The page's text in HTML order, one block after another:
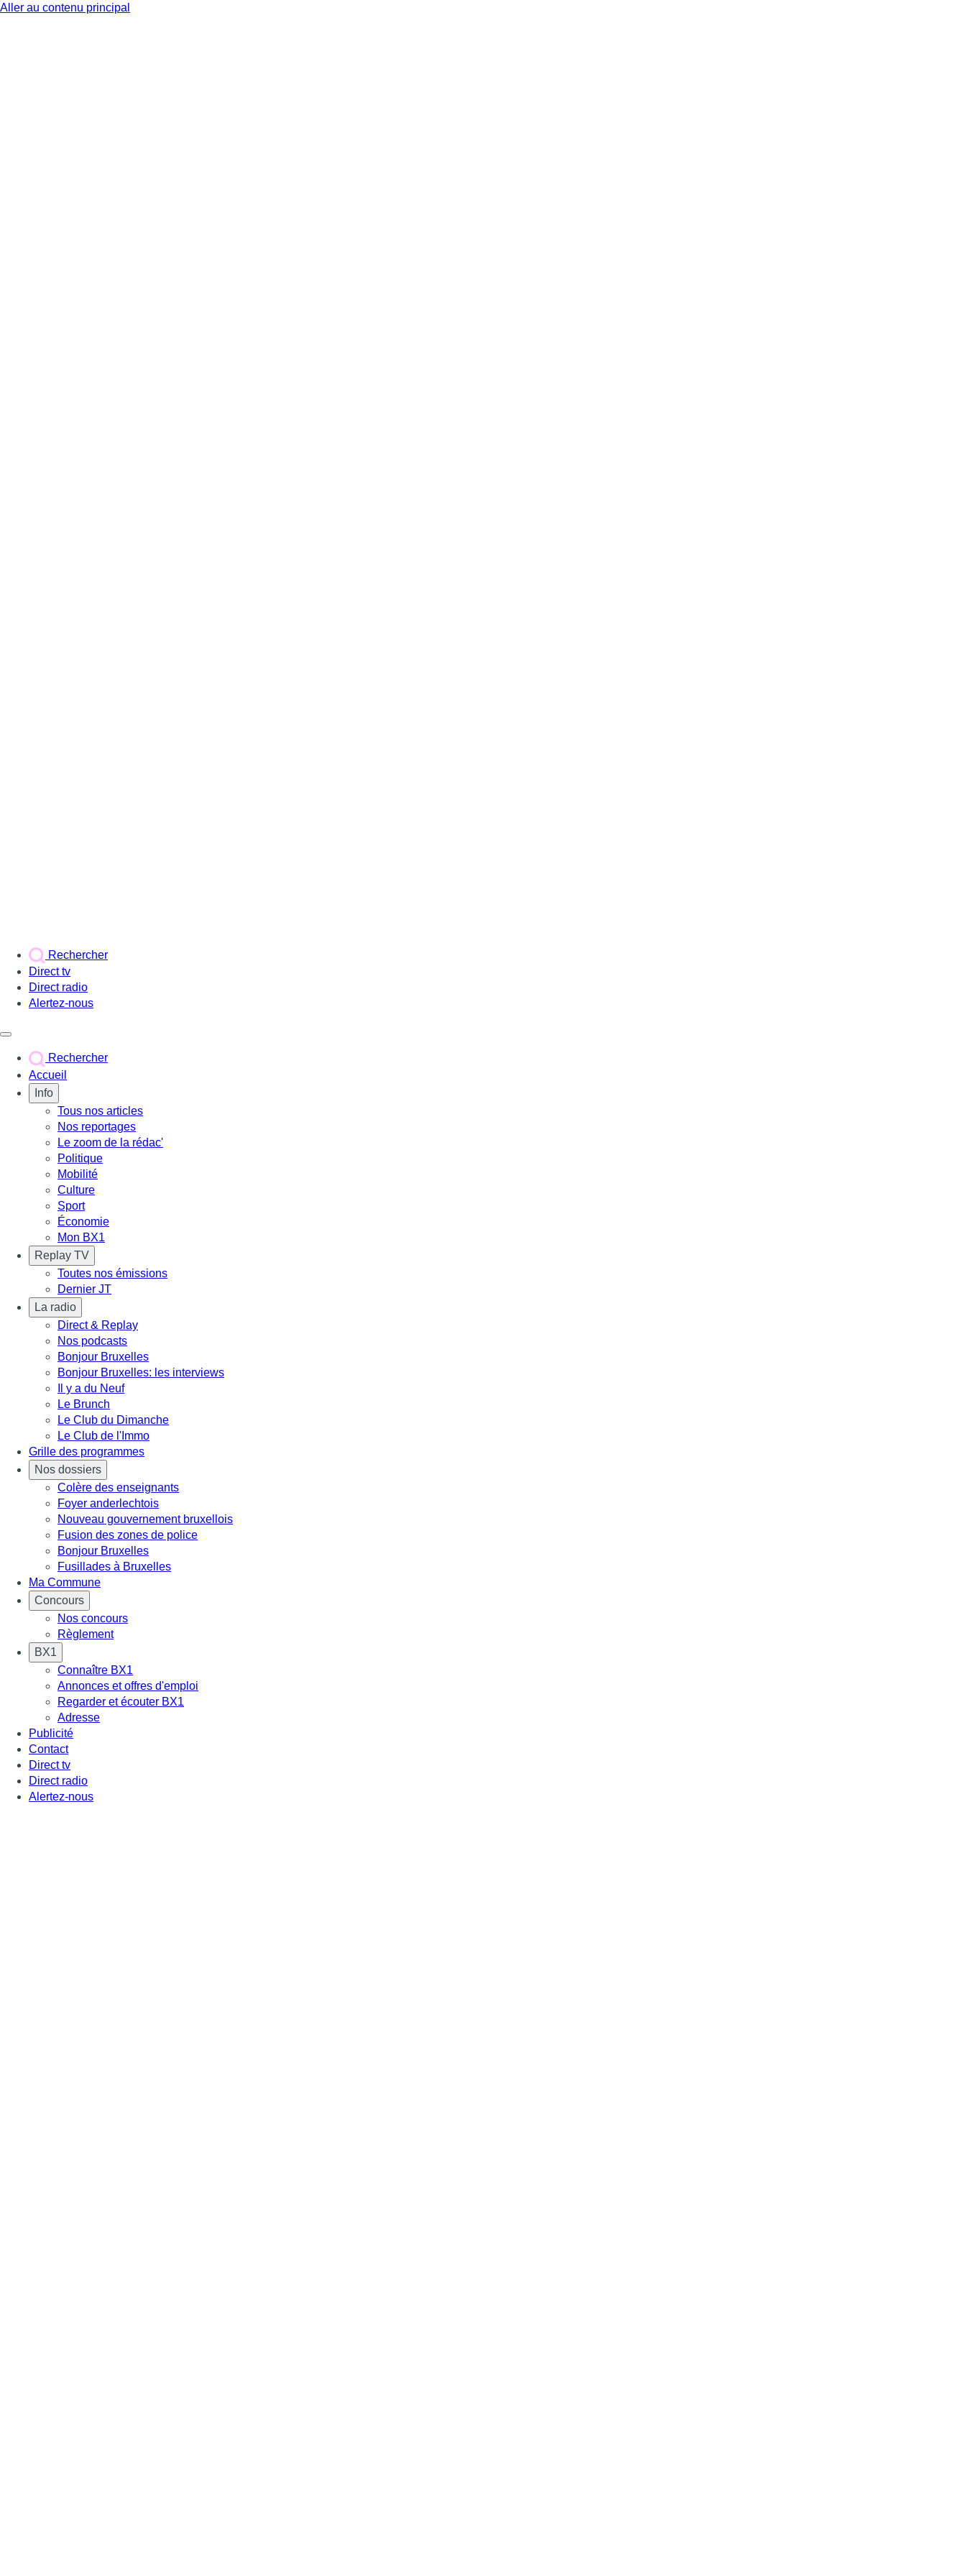
Aller au contenu principal
Rechercher
Direct tv
Direct radio
Alertez-nous
Rechercher
Accueil
Info
Tous nos articles
Nos reportages
Le zoom de la rédac'
Politique
Mobilité
Culture
Sport
Économie
Mon BX1
Replay TV
Toutes nos émissions
Dernier JT
La radio
Direct & Replay
Nos podcasts
Bonjour Bruxelles
Bonjour Bruxelles: les interviews
Il y a du Neuf
Le Brunch
Le Club du Dimanche
Le Club de l'Immo
Grille des programmes
Nos dossiers
Colère des enseignants
Foyer anderlechtois
Nouveau gouvernement bruxellois
Fusion des zones de police
Bonjour Bruxelles
Fusillades à Bruxelles
Ma Commune
Concours
Nos concours
Règlement
BX1
Connaître BX1
Annonces et offres d'emploi
Regarder et écouter BX1
Adresse
Publicité
Contact
Direct tv
Direct radio
Alertez-nous